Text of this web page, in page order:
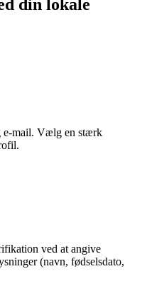
din lokale
e-mail. Vælg en stærk
ved at angive
(navn, fødselsdato,